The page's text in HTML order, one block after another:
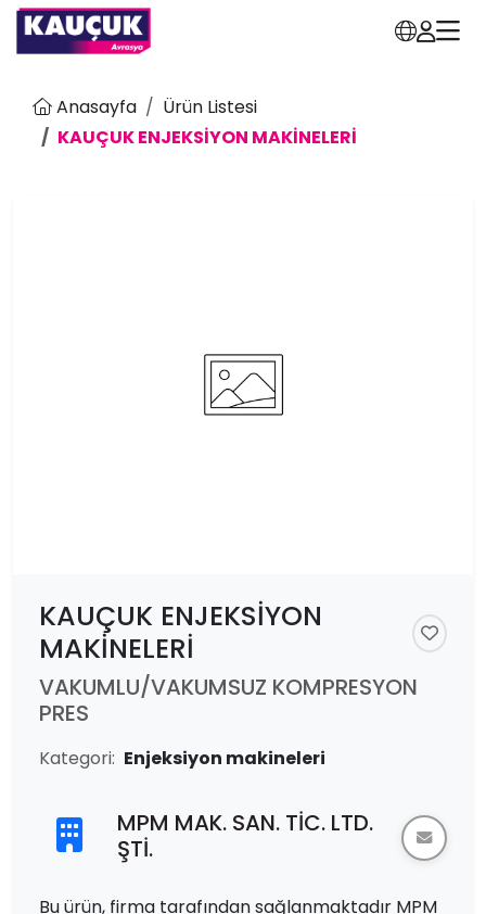
Anasayfa
Ürün Listesi
KAUÇUK ENJEKSİYON MAKİNELERİ
KAUÇUK ENJEKSİYON
MAKİNELERİ
VAKUMLU/VAKUMSUZ KOMPRESYON
PRES
Kategori: Enjeksiyon makineleri
MPM MAK. SAN. TİC. LTD.
ŞTİ.
Bu ürün, firma tarafından sağlanmaktadır MPM